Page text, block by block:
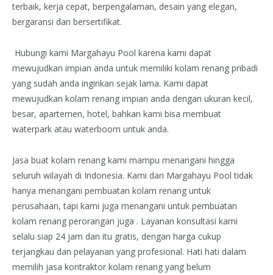
terbaik, kerja cepat, berpengalaman, desain yang elegan,
bergaransi dan bersertifikat.
Hubungi kami Margahayu Pool karena kami dapat
mewujudkan impian anda untuk memiliki kolam renang pribadi
yang sudah anda inginkan sejak lama. Kami dapat
mewujudkan kolam renang impian anda dengan ukuran kecil,
besar, apartemen, hotel, bahkan kami bisa membuat
waterpark atau waterboom untuk anda.
Jasa buat kolam renang kami mampu menangani hingga
seluruh wilayah di Indonesia. Kami dari Margahayu Pool tidak
hanya menangani pembuatan kolam renang untuk
perusahaan, tapi kami juga menangani untuk pembuatan
kolam renang perorangan juga . Layanan konsultasi kami
selalu siap 24 jam dan itu gratis, dengan harga cukup
terjangkau dan pelayanan yang profesional. Hati hati dalam
memilih jasa kontraktor kolam renang yang belum